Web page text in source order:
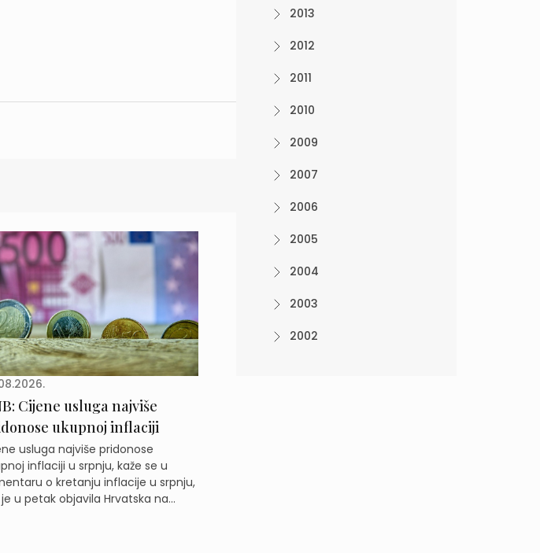
Cijene usluga najviše
ukupnoj inflaciji
usluga najviše pridonose
inflaciji u srpnju, kaže se u
o kretanju inflacije u srpnju,
u petak objavila Hrvatska na...
2013
2012
2011
2010
2009
2007
2006
2005
2004
2003
2002